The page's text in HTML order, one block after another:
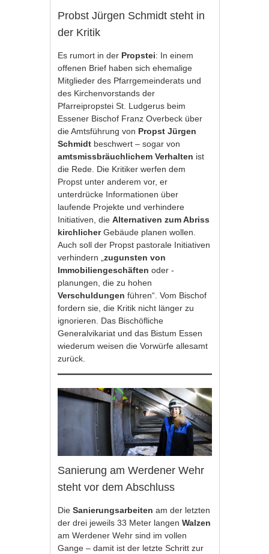
Probst Jürgen Schmidt steht in
der Kritik
Es rumort in der Propstei: In einem
offenen Brief haben sich ehemalige
Mitglieder des Pfarrgemeinderats und
des Kirchenvorstands der
Pfarreipropstei St. Ludgerus beim
Essener Bischof Franz Overbeck über
die Amtsführung von Propst Jürgen
Schmidt beschwert – sogar von
amtsmissbräuchlichem Verhalten ist
die Rede. Die Kritiker werfen dem
Propst unter anderem vor, er
unterdrücke Informationen über
laufende Projekte und verhindere
Initiativen, dieAlternativen zum Abriss
kirchlicherGebäude planen wollen.
Auch soll der Propst pastorale Initiativen
verhindern „zugunsten von
Immobiliengeschäften oder -
planungen, die zu hohen
Verschuldungenführen“. Vom Bischof
fordern sie, die Kritik nicht länger zu
ignorieren. Das Bischöfliche
Generalvikariat und das Bistum Essen
wiederum weisen die Vorwürfe allesamt
zurück.
Sanierung am Werdener Wehr
steht vor dem Abschluss
DieSanierungsarbeitenam der letzten
der drei jeweils 33 Meter langenWalzen
am Werdener Wehr sind im vollen
Gange – damit ist der letzte Schritt zur